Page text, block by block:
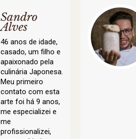
Sandro
Alves
46 anos de idade,
casado, um filho e
apaixonado pela
culinária Japonesa.
Meu primeiro
contato com esta
arte foi há 9 anos,
me especializei e
me
profissionalizei,